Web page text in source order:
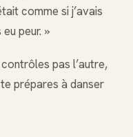
comme si j’avais
peur. »
pas l’autre,
prépares à danser